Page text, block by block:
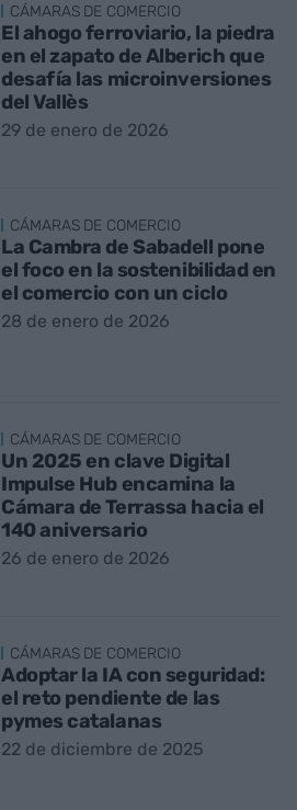
CÁMARAS DE COMERCIO
El ahogo ferroviario, la piedra
en el zapato de Alberich que
desafía las microinversiones
del Vallès
29 de enero de 2026
CÁMARAS DE COMERCIO
La Cambra de Sabadell pone
el foco en la sostenibilidad en
el comercio con un ciclo
28 de enero de 2026
CÁMARAS DE COMERCIO
Un 2025 en clave Digital
Impulse Hub encamina la
Cámara de Terrassa hacia el
140 aniversario
26 de enero de 2026
CÁMARAS DE COMERCIO
Adoptar la IA con seguridad:
el reto pendiente de las
pymes catalanas
22 de diciembre de 2025